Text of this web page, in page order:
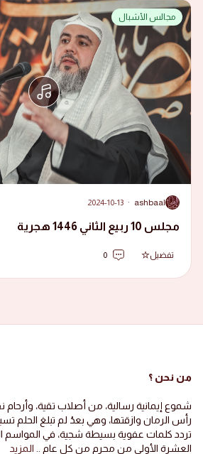
مجالس الأشبال
A
ashbaal
·
2024-10-13
مجلس 10 ربيع الثاني 1446 هجرية
تفضيل 0
من نحن ؟
شموع إيمانية رسالية، من أصلاب تقية،
رأس الرمان وازقتها، وهي بعدُ لم تبلغ الحلم
تردد كلمات عفوية بسيطة شجية، في المواسم
العشرة الأولى من محرم من كل عام .. المزيد